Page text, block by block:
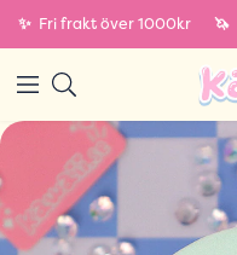
✨ Fri frakt över 1000kr 🦄